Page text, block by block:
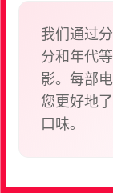
尔，却丝毫
并不知道他
下
我们通过
分和年代
影。每部
您更好地
口味。